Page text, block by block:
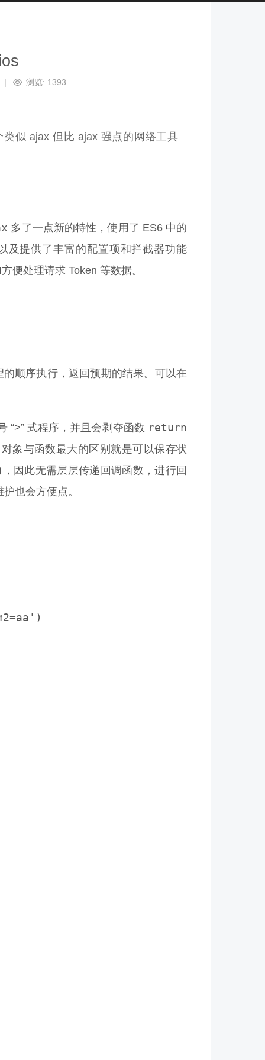
浏览: 1393
似 ajax 但比 ajax 强点的网络工具
多了一点新的特性，使用了 ES6 中的
及提供了丰富的配置项和拦截器功能
便处理请求 Token 等数据。
顺序执行，返回预期的结果。可以在
“>” 式程序，并且会剥夺函数 return
象与函数最大的区别就是可以保存状
因此无需层层传递回调函数，进行回
也会方便点。